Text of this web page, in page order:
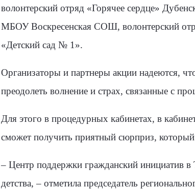
волонтерский отряд «Горячее сердце»
МБОУ Воскресенская СОШ, волонтерский
«Детский сад № 1».
Организаторы и партнеры акции надеются,
преодолеть волнение и страх, связанные с
Для этого в процедурных кабинетах, в
сможет получить приятный сюрприз,
– Центр поддержки гражданский инициатив в
детства, – отметила председатель